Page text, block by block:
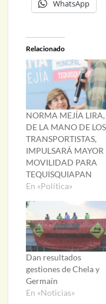
WhatsApp
Relacionado
NORMA MEJÍA LIRA,
DE LA MANO DE LOS
TRANSPORTISTAS,
IMPULSARÁ MAYOR
MOVILIDAD PARA
TEQUISQUIAPAN
En «Política»
Dan resultados
gestiones de Chela y
Germaín
En «Noticias»